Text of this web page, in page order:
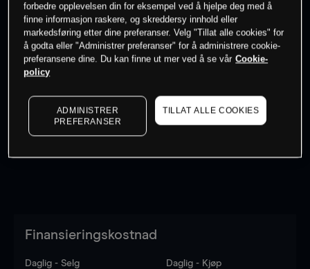
Søk om konto
Kursene er veiledende. to see latest market data
Finansieringskostnad
Daglig - Selg Daglig - Kjøp
forbedre opplevelsen din for eksempel ved å hjelpe deg med å
finne informasjon raskere, og skreddersy innhold eller
markedsføring etter dine preferanser. Velg "Tillat alle cookies" for
å godta eller "Administrer preferanser" for å administrere cookie-
preferansene dine. Du kan finne ut mer ved å se vår Cookie-
policy
ADMINISTRER
PREFERANSER
TILLAT ALLE COOKIES